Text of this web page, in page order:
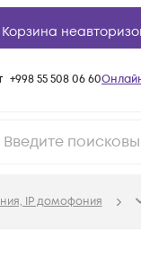
Корзина
+998 55 508 06 60
IP домофония